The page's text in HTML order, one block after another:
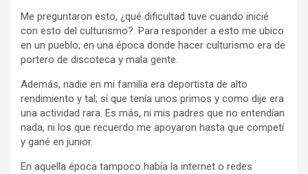
Me preguntaron esto, ¿qué dificultad tuve cuando inicié
con esto del culturismo?. Para responder a esto me ubico
en un pueblo, en una época donde hacer culturismo era de
portero de discoteca y mala gente.
Además, nadie en mi familia era deportista de alto
rendimiento y tal; sí que tenía unos primos y como dije era
una actividad rara. Es más, ni mis padres que no entendían
nada, ni los que recuerdo me apoyaron hasta que competí
y gané en junior.
En aquella época tampoco había la internet o redes